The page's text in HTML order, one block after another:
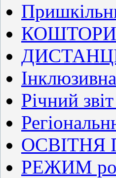
Річний
ОСВІТНЯ
РЕЖИМ